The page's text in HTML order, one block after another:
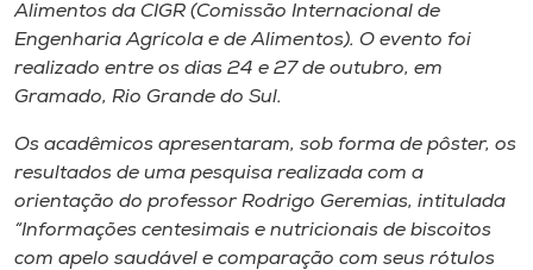
A-
Alimentos da CIGR (Comissão Internacional de
Engenharia Agrícola e de Alimentos). O evento foi
realizado entre os dias 24 e 27 de outubro, em
Gramado, Rio Grande do Sul.
Os acadêmicos apresentaram, sob forma de pôster, os
resultados de uma pesquisa realizada com a
orientação do professor Rodrigo Geremias, intitulada
“Informações centesimais e nutricionais de biscoitos
com apelo saudável e comparação com seus rótulos